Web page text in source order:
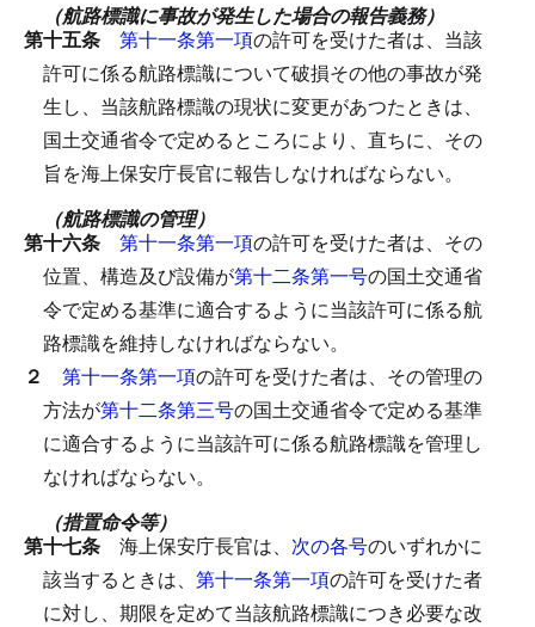
（航路標識に事故が発生した場合の報告義務）
第十五条 第十一条第一項の許可を受けた者は、当該
許可に係る航路標識について破損その他の事故が発
生し、当該航路標識の現状に変更があつたときは、
国土交通省令で定めるところにより、直ちに、その
旨を海上保安庁長官に報告しなければならない。
（航路標識の管理）
第十六条 第十一条第一項の許可を受けた者は、その
位置、構造及び設備が第十二条第一号の国土交通省
令で定める基準に適合するように当該許可に係る航
路標識を維持しなければならない。
２ 第十一条第一項の許可を受けた者は、その管理の
方法が第十二条第三号の国土交通省令で定める基準
に適合するように当該許可に係る航路標識を管理し
なければならない。
（措置命令等）
第十七条 海上保安庁長官は、 次の各号のいずれかに
該当するときは、 第十一条第一項の許可を受けた者
に対し、期限を定めて当該航路標識につき必要な改